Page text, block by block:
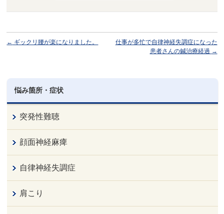
← ギックリ腰が楽になりました。
仕事が多忙で自律神経失調症になった
患者さんの鍼治療経過 →
悩み箇所・症状
突発性難聴
顔面神経麻痺
自律神経失調症
肩こり